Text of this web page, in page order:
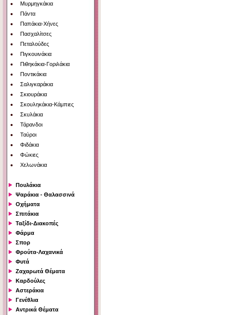
Μυρμηγκάκια
Πάντα
Παπάκια-Χήνες
Πασχαλίτσες
Πεταλούδες
Πιγκουινάκια
Πιθηκάκια-Γοριλάκια
Ποντικάκια
Σαλιγκαράκια
Σκιουράκια
Σκουληκάκια-Κάμπιες
Σκυλάκια
Τάρανδοι
Ταύροι
Φιδάκια
Φώκιες
Χελωνάκια
Πουλάκια
Ψαράκια - Θαλασσινά
Οχήματα
Σπιτάκια
Ταξίδι-Διακοπές
Φάρμα
Σπορ
Φρούτα-Λαχανικά
Φυτά
Ζαχαρωτά Θέματα
Καρδούλες
Αστεράκια
Γενέθλια
Αντρικά Θέματα